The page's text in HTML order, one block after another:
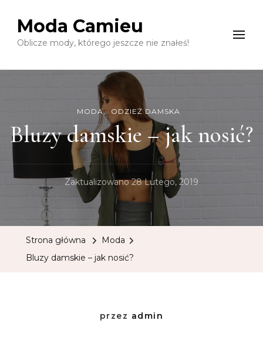
Moda Camieu
Oblicze mody, którego jeszcze nie znałeś!
MODA ODZIEŻ DAMSKA
Bluzy damskie – jak nosić?
Zaktualizowano28 Lutego, 2019
Strona główna
Moda
Bluzy damskie – jak nosić?
przez admin